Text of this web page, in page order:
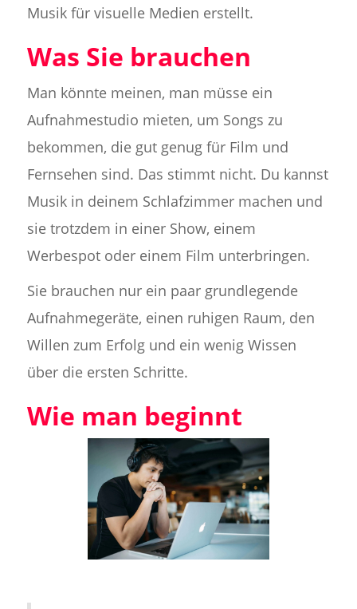
Musik für visuelle Medien erstellt.
Was Sie brauchen
Man könnte meinen, man müsse ein
Aufnahmestudio mieten, um Songs zu
bekommen, die gut genug für Film und
Fernsehen sind. Das stimmt nicht. Du kannst
Musik in deinem Schlafzimmer machen und
sie trotzdem in einer Show, einem
Werbespot oder einem Film unterbringen.
Sie brauchen nur ein paar grundlegende
Aufnahmegeräte, einen ruhigen Raum, den
Willen zum Erfolg und ein wenig Wissen
über die ersten Schritte.
Wie man beginnt